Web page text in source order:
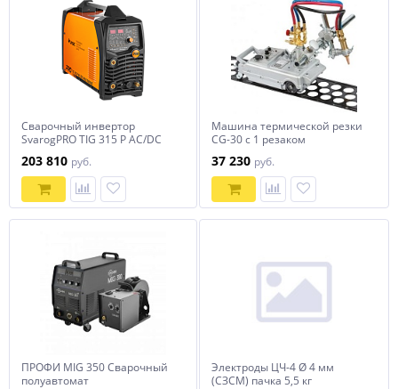
Сварочный инвертор
SvarogPRO TIG 315 P AC/DC
203 810 руб.
Машина термической резки
CG-30 с 1 резаком
37 230 руб.
ПРОФИ MIG 350 Сварочный
полуавтомат
Электроды ЦЧ-4 Ø 4 мм
(СЗСМ) пачка 5,5 кг